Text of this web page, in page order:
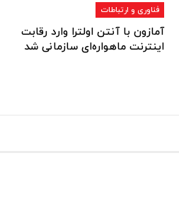
فناوری و ارتباطات
آمازون با آنتن اولترا وارد رقابت
اینترنت ماهواره‌ای سازمانی شد